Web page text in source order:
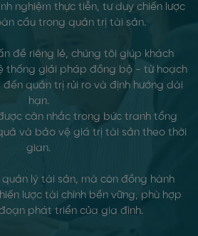
nghiệm thực tiễn, tư duy chiến lược
cầu trong quản trị tài sản.
đề riêng lẻ, chúng tôi giúp khách
thống giải pháp đồng bộ - từ hoạch
quản trị rủi ro và định hướng dài
hạn.
cân nhắc trong bức tranh tổng
và bảo vệ giá trị tài sản theo thời
gian.
lý tài sản, mà còn đồng hành
lược tài chính bền vững, phù hợp
phát triển của gia đình.